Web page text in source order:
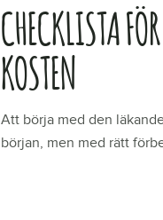
CHECKLISTA
KOSTEN
Att börja med den
början, men med rätt